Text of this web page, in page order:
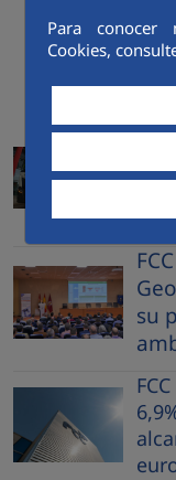
Para conocer
Cookies,
su